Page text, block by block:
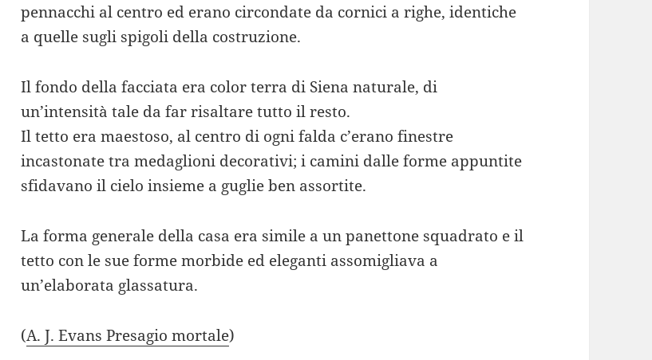
pennacchi al centro ed erano circondate da cornici a righe, identiche
a quelle sugli spigoli della costruzione.
Il fondo della facciata era color terra di Siena naturale, di
un’intensità tale da far risaltare tutto il resto.
Il tetto era maestoso, al centro di ogni falda c’erano finestre
incastonate tra medaglioni decorativi; i camini dalle forme appuntite
sfidavano il cielo insieme a guglie ben assortite.
La forma generale della casa era simile a un panettone squadrato e il
tetto con le sue forme morbide ed eleganti assomigliava a
un’elaborata glassatura.
(A. J. Evans Presagio mortale)